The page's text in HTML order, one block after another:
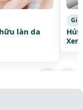
làn da
Hút